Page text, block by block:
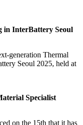
in InterBattery Seoul
generation Thermal
Seoul 2025, held at
Specialist
on the 15th that it has